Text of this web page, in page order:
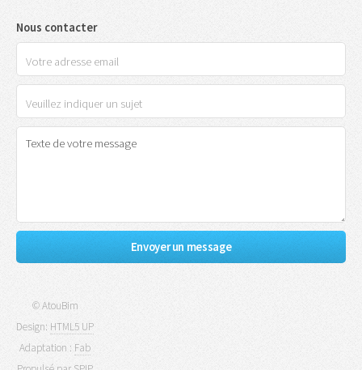
Nous contacter
© AtouBim
Design: HTML5 UP
Adaptation : Fab